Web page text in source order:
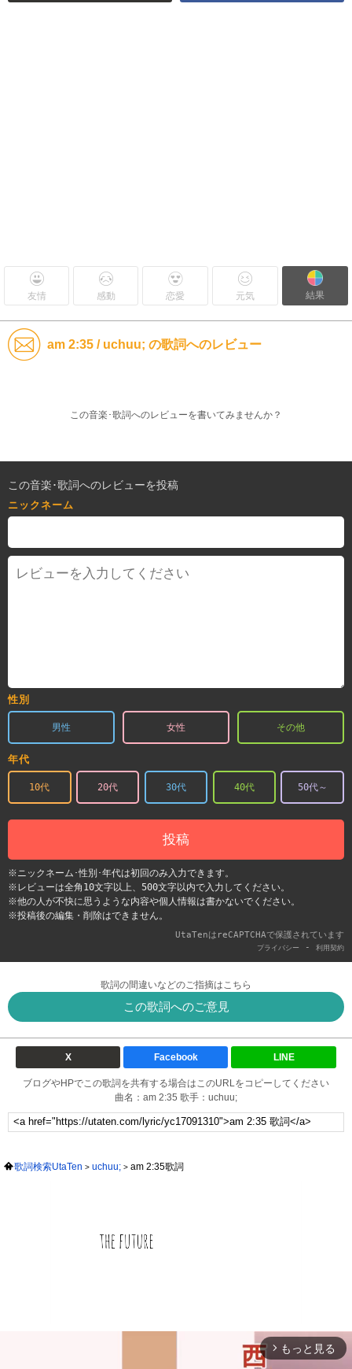
友情 感動 恋愛 元気 結果
am 2:35 / uchuu; の歌詞へのレビュー
この音楽･歌詞へのレビューを書いてみませんか？
この音楽･歌詞へのレビューを投稿
ニックネーム
性別
男性 女性 その他
年代
10代 20代 30代 40代 50代～
投稿
※ニックネーム･性別･年代は初回のみ入力できます。
※レビューは全角10文字以上、500文字以内で入力してください。
※他の人が不快に思うような内容や個人情報は書かないでください。
※投稿後の編集・削除はできません。
UtaTenはreCAPTCHAで保護されています
プライバシー - 利用契約
歌詞の間違いなどのご指摘はこちら
この歌詞へのご意見
X Facebook LINE
ブログやHPでこの歌詞を共有する場合はこのURLをコピーしてください
曲名：am 2:35 歌手：uchuu;
歌詞検索UtaTen uchuu; am 2:35歌詞
arrow_forward_ios もっと見る